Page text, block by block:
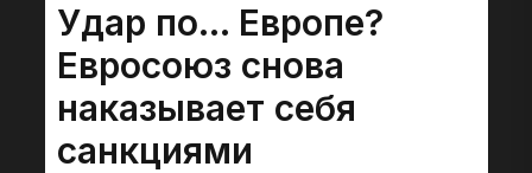
Удар по… Европе?
Евросоюз снова
наказывает себя
санкциями